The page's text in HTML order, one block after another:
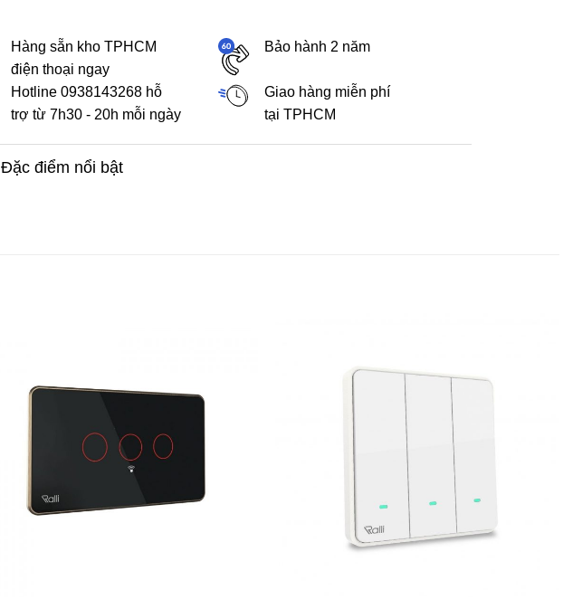
Hàng sẵn kho TPHCM
điện thoại ngay
Bảo hành 2 năm
Hotline 0938143268 hỗ
trợ từ 7h30 - 20h mỗi ngày
Giao hàng miễn phí
tại TPHCM
Đặc điểm nổi bật